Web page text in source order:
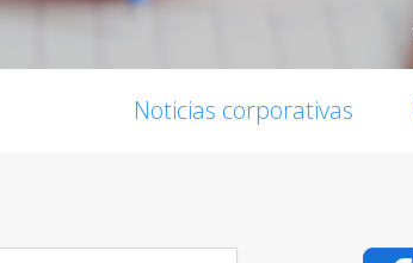
Noticias corporativas